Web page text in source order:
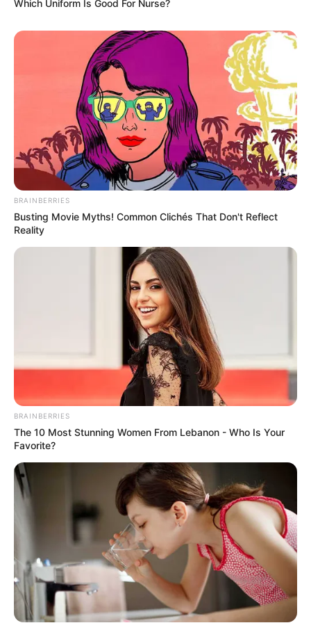
Κεντρικό Ισραηλιτικό
Συμβούλιο: Αντιδρά για την
προαγωγή της Παγουτέλη
στην αντιπροεδρία του...
ΑΠΟΚΑΛΥΨΗ ΤΩΡΑ. ΗΡΘΕ Η
ΩΡΑ ΤΩΝ ΓΗΙΝΩΝ
ΑΠΟΚΑΛΥΨΕΩΝ ΛΕΠΤΟ ΠΡΟΣ
ΛΕΠΤΟ. Ο...
Συνέντευξη Alexander Dugin
Πούτιν: Είναι η έναρξη της
ΕΠΕΙΓΟΝ: Στην απόφαση
ΑΠΑΓΟΡΕΥΣΗΣ rapid test από
τον Ε.Ο.Φ αναγράφεται
καθαρά ότι...
Όλα τα κείμενα και οι εικόνες είναι πνευματική ιδιοκτησία του
Which Uniform Is Good For Nurse?
BRAINBERRIES
Busting Movie Myths! Common Clichés That Don't Reflect
Reality
BRAINBERRIES
The 10 Most Stunning Women From Lebanon - Who Is Your
Favorite?